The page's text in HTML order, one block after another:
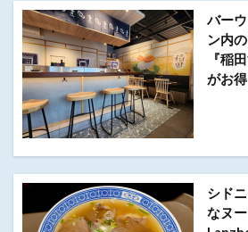
バー
ン内
『稲
がお得
シド
なヌ